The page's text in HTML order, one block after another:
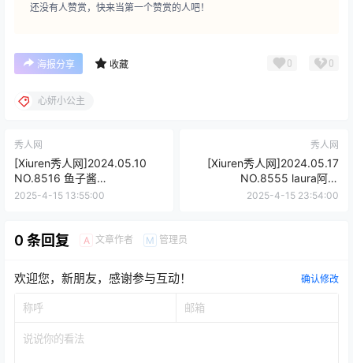
还没有人赞赏，快来当第一个赞赏的人吧！
海报分享 收藏 0 0
心妍小公主
秀人网
[Xiuren秀人网]2024.05.10
NO.8516 鱼子酱
Fish[80+1P/674MB]
2025-4-15 13:55:00
秀人网
[Xiuren秀人网]2024.05.17
NO.8555 laura阿姣
[95+1P/887MB]
2025-4-15 23:54:00
0 条回复 A 文章作者 M 管理员
欢迎您，新朋友，感谢参与互动！ 确认修改